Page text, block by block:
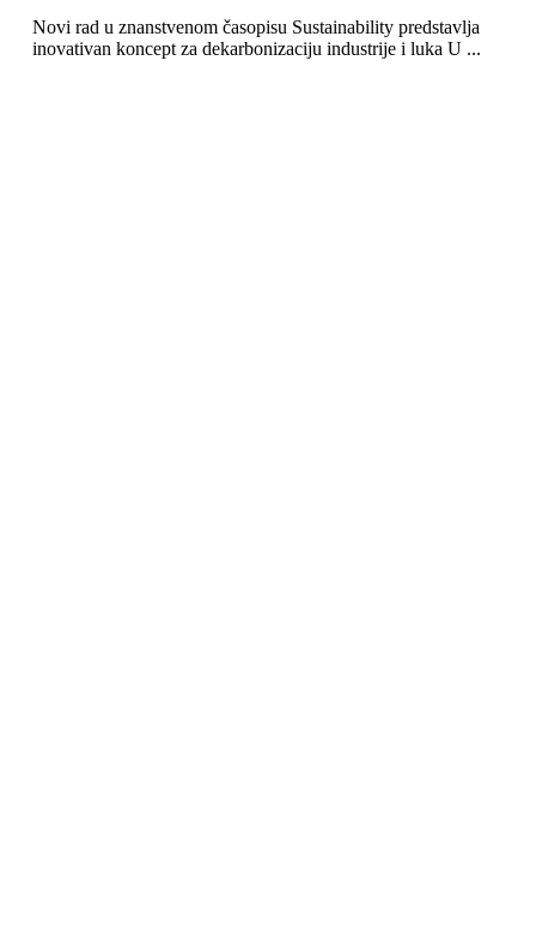
Novi rad u znanstvenom časopisu Sustainability predstavlja
inovativan koncept za dekarbonizaciju industrije i luka U ...